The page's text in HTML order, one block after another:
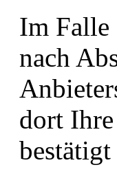
Im Falle
nach
dort